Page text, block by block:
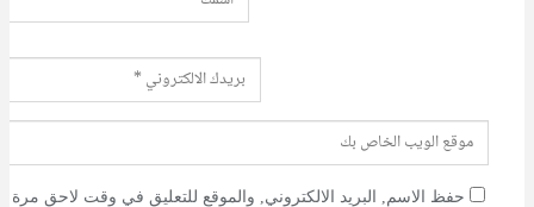
حفظ الاسم, البريد الالكتروني, والموقع للتعليق في وقت لاحق مرة